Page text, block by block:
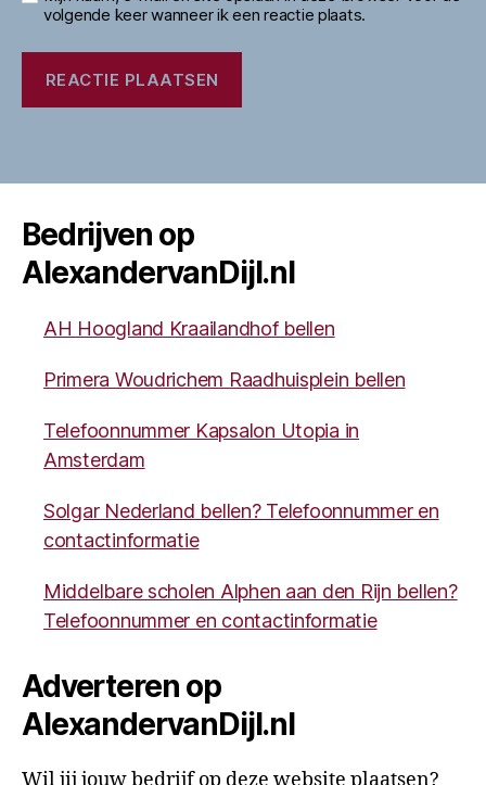
volgende keer wanneer ik een reactie plaats.
Bedrijven op
AlexandervanDijl.nl
AH Hoogland Kraailandhof bellen
Primera Woudrichem Raadhuisplein bellen
Telefoonnummer Kapsalon Utopia in
Amsterdam
Solgar Nederland bellen? Telefoonnummer en
contactinformatie
Middelbare scholen Alphen aan den Rijn bellen?
Telefoonnummer en contactinformatie
Adverteren op
AlexandervanDijl.nl